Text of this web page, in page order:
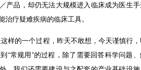
产品，却仍无法大规模进入临床成为医生
治疗疑难疾病的临床工具。
样的一个过程，昨天不敢想，今天谨慎行
“常规用”的过程，除了需要回答科学问题